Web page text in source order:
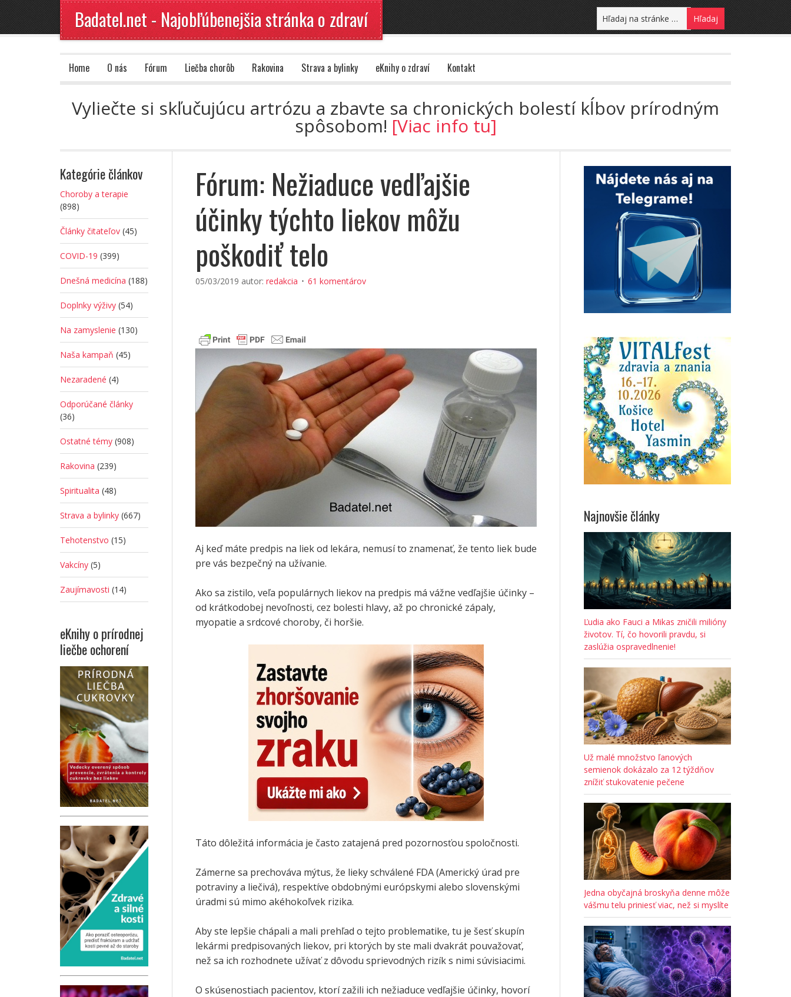
Badatel.net - Najobľúbenejšia stránka o zdraví
Home O nás Fórum Liečba chorôb Rakovina Strava a bylinky eKnihy o zdraví Kontakt
Vyliečte si skľučujúcu artrózu a zbavte sa chronických bolestí kĺbov prírodným
spôsobom! [Viac info tu]
Fórum: Nežiaduce vedľajšie
účinky týchto liekov môžu
poškodiť telo
05/03/2019 autor: redakcia 61 komentárov
Aj keď máte predpis na liek od lekára, nemusí to znamenať, že tento liek bude
pre vás bezpečný na užívanie.
Ako sa zistilo, veľa populárnych liekov na predpis má vážne vedľajšie účinky –
od krátkodobej nevoľnosti, cez bolesti hlavy, až po chronické zápaly,
myopatie a srdcové choroby, či horšie.
Táto dôležitá informácia je často zatajená pred pozornosťou spoločnosti.
Zámerne sa prechováva mýtus, že lieky schválené FDA (Americký úrad pre
potraviny a liečivá), respektíve obdobnými európskymi alebo slovenskými
úradmi sú mimo akéhokoľvek rizika.
Aby ste lepšie chápali a mali prehľad o tejto problematike, tu je šesť skupín
lekármi predpisovaných liekov, pri ktorých by ste mali dvakrát pouvažovať,
než sa ich rozhodnete užívať z dôvodu sprievodných rizík s nimi súvisiacimi.
O skúsenostiach pacientov, ktorí zažili ich nežiaduce vedľajšie účinky, hovorí
Najnovšie články
Ľudia ako Fauci a Mikas zničili milióny
životov. Tí, čo hovorili pravdu, si
zaslúžia ospravedlnenie!
Už malé množstvo ľanových
semienok dokázalo za 12 týždňov
znížiť stukovatenie pečene
Jedna obyčajná broskyňa denne môže
vášmu telu priniesť viac, než si myslíte
Kategórie článkov
Choroby a terapie
(898)
Články čitateľov (45)
COVID-19 (399)
Dnešná medicína (188)
Doplnky výživy (54)
Na zamyslenie (130)
Naša kampaň (45)
Nezaradené (4)
Odporúčané články
(36)
Ostatné témy (908)
Rakovina (239)
Spiritualita (48)
Strava a bylinky (667)
Tehotenstvo (15)
Vakcíny (5)
Zaujímavosti (14)
eKnihy o prírodnej
liečbe ochorení